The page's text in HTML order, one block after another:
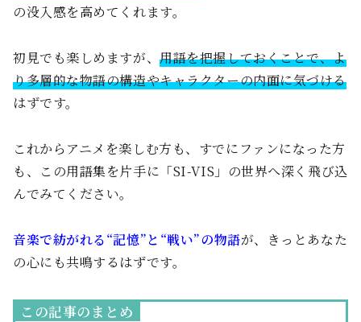
の没入感を高めてくれます。
初見でも楽しめますが、用語を把握しておくことで、よ
り多層的な物語の構造やキャラクターの内面に気づける
はずです。
これからアニメを楽しむ方も、すでにファンになった方
も、この用語集を片手に「SI-VIS」の世界へ深く飛び込
んでみてください。
音楽で紡がれる“記憶”と“戦い”の物語が、きっとあなた
の心にも共鳴するはずです。
この記事のまとめ